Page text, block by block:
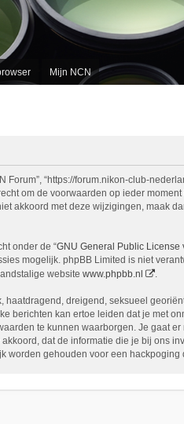
Mijn NCN
Forum”, “https://forum.nikon-club-
om de voorwaarden op ieder
met deze wijzigingen, maak
onder de “GNU General Public License
mogelijk. phpBB Limited is niet
website www.phpbb.nl .
dreigend, seksueel
berichten kan ertoe leiden dat je met
te kunnen waarborgen. Je gaat
dat de informatie die je bij ons
worden gehouden voor een